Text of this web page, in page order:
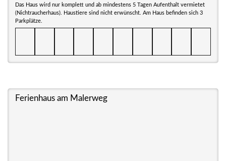
Das Haus wird nur komplett und ab mindestens 5 Tagen Aufenthalt vermietet
(Nichtraucherhaus). Haustiere sind nicht erwünscht. Am Haus befinden sich 3
Parkplätze.
Ferienhaus am Malerweg